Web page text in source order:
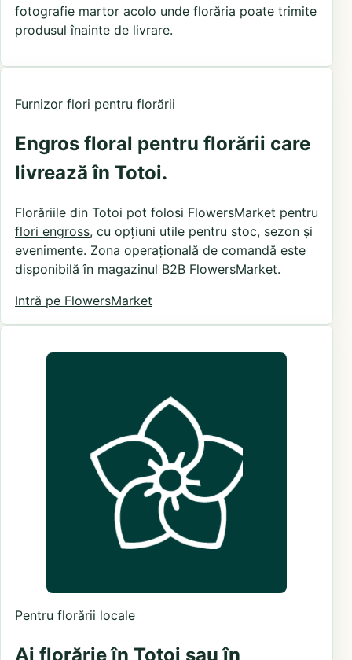
fotografie martor acolo unde florăria poate trimite
produsul înainte de livrare.
Furnizor flori pentru florării
Engros floral pentru florării care
livrează în Totoi.
Florăriile din Totoi pot folosi FlowersMarket pentru
flori engross, cu opțiuni utile pentru stoc, sezon și
evenimente. Zona operațională de comandă este
disponibilă în magazinul B2B FlowersMarket.
Intră pe FlowersMarket
Pentru florării locale
Ai florărie în Totoi sau în